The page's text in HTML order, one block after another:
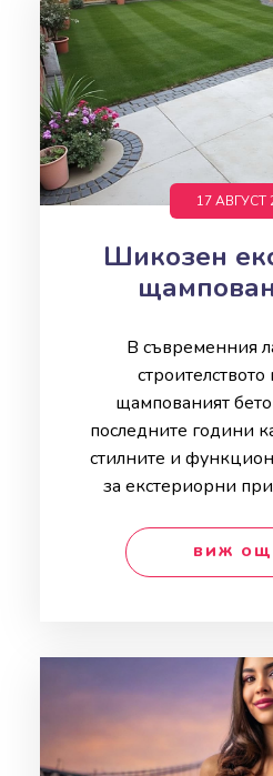
17 АВГУСТ
Шикозен
В съвременния
щампованият
последните години
стилните и
за екстериорни
ВИЖ